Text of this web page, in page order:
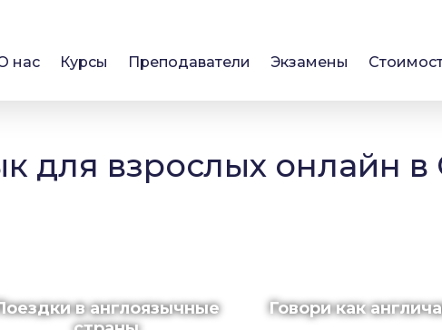
нас Курсы Преподаватели Экзамены
для взрослых онлайн в
в англоязычные
Говори как